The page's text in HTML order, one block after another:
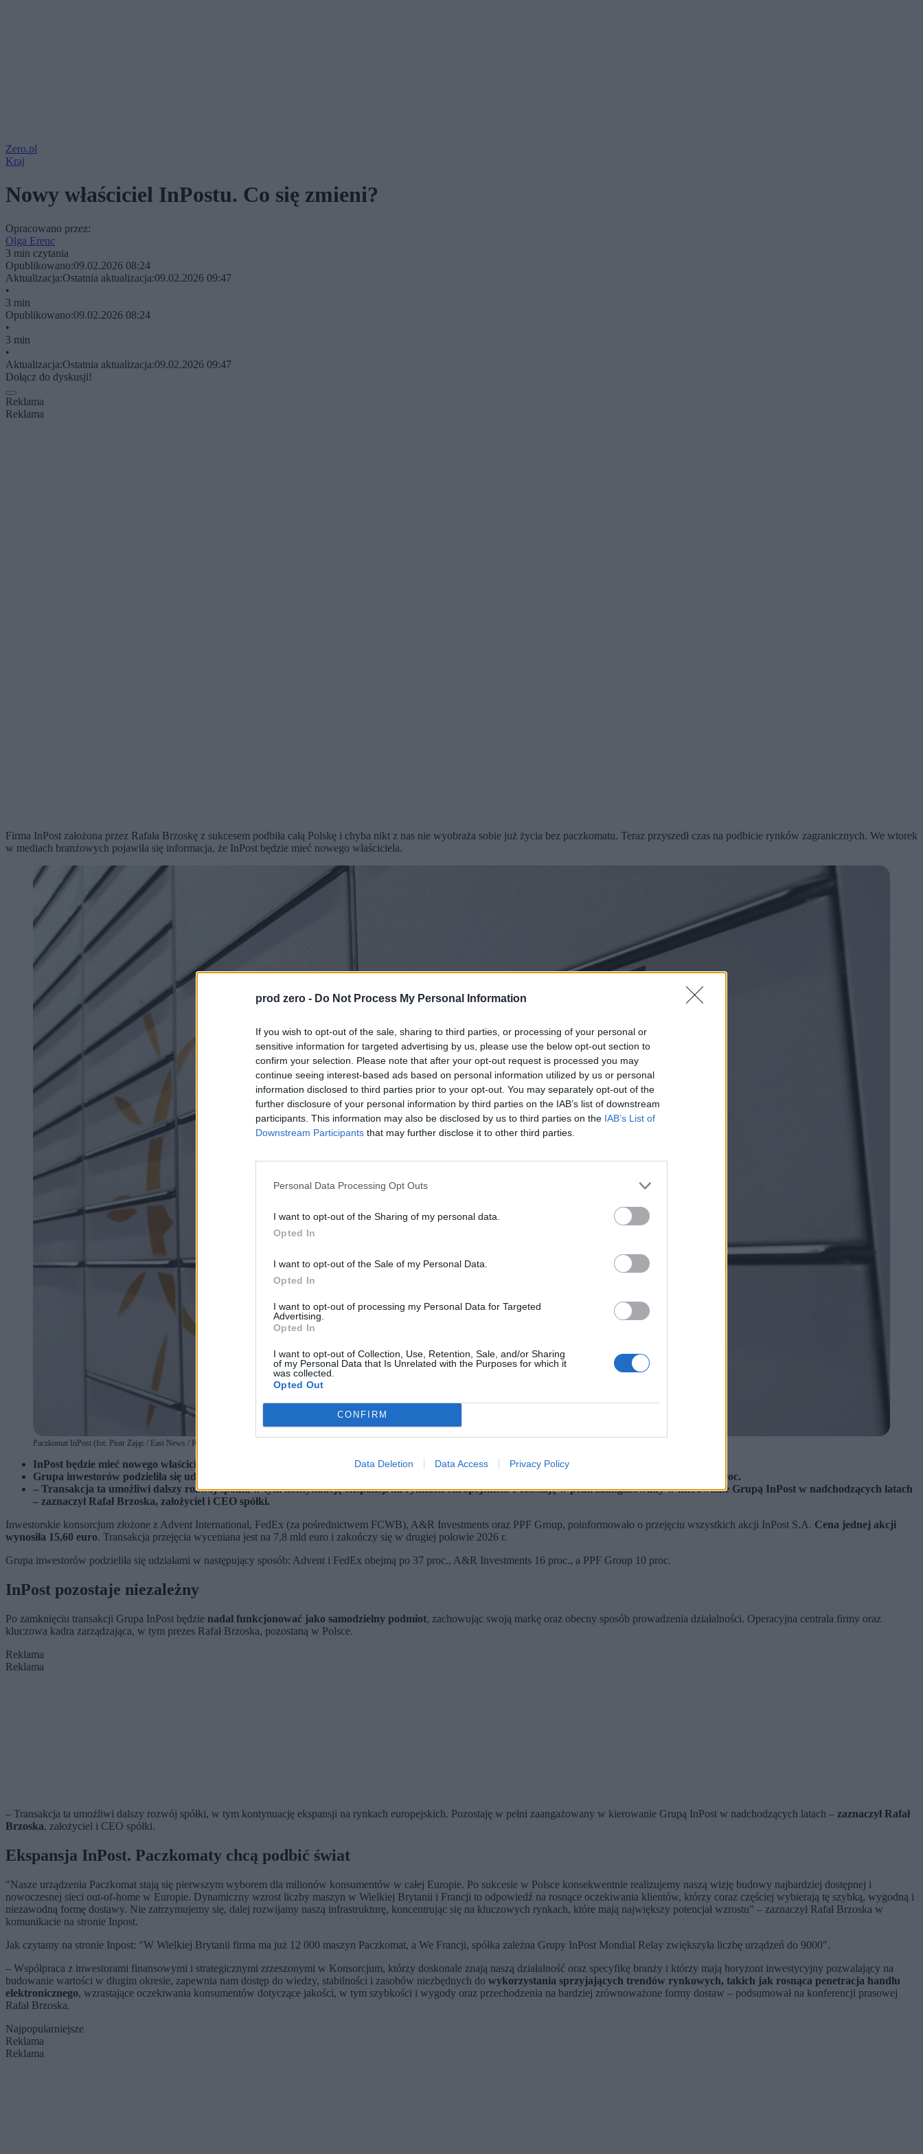
prod zero - Do Not Process My Personal Information
If you wish to opt-out of the sale, sharing to third parties, or processing of your personal or
sensitive information for targeted advertising by us, please use the below opt-out section to
confirm your selection. Please note that after your opt-out request is processed you may
continue seeing interest-based ads based on personal information utilized by us or personal
information disclosed to third parties prior to your opt-out. You may separately opt-out of the
further disclosure of your personal information by third parties on the IAB’s list of downstream
participants. This information may also be disclosed by us to third parties on the IAB’s List of
Downstream Participants that may further disclose it to other third parties.
Personal Data Processing Opt Outs
I want to opt-out of the Sharing of my personal data.
Opted In
I want to opt-out of the Sale of my Personal Data.
Opted In
I want to opt-out of processing my Personal Data for Targeted
Advertising.
Opted In
I want to opt-out of Collection, Use, Retention, Sale, and/or Sharing
of my Personal Data that Is Unrelated with the Purposes for which it
was collected.
Opted Out
CONFIRM
Data Deletion Data Access Privacy Policy
Zero.pl
Kraj
Nowy właściciel InPostu. Co się zmieni?
Opracowano przez:
Olga Erenc
3 min czytania
Opublikowano:09.02.2026 08:24
Aktualizacja:Ostatnia aktualizacja:09.02.2026 09:47
•
3 min
Opublikowano:09.02.2026 08:24
•
3 min
•
Aktualizacja:Ostatnia aktualizacja:09.02.2026 09:47
Dołącz do dyskusji!
Reklama
Reklama
Firma InPost założona przez Rafała Brzoskę z sukcesem podbiła całą Polskę i chyba nikt z nas nie wyobraża sobie już życia bez paczkomatu. Teraz przyszedł czas na podbicie rynków zagranicznych. We wtorek
w mediach branżowych pojawiła się informacja, że InPost będzie mieć nowego właściciela.
Paczkomat InPost (fot. Piotr Zając / East News / Reporter)
InPost będzie mieć nowego właściciela.
Grupa inwestorów podzieliła się udziałami w następujący sposób: Advent i FedEx obejmą po 37 proc., A&R Investments 16 proc., a PPF Group 10 proc.
– Transakcja ta umożliwi dalszy rozwój spółki, w tym kontynuację ekspansji na rynkach europejskich. Pozostaję w pełni zaangażowany w kierowanie Grupą InPost w nadchodzących latach
– zaznaczył Rafał Brzoska, założyciel i CEO spółki.
Inwestorskie konsorcjum złożone z Advent International, FedEx (za pośrednictwem FCWB), A&R Investments oraz PPF Group, poinformowało o przejęciu wszystkich akcji InPost S.A. Cena jednej akcji
wynosiła 15,60 euro. Transakcja przejęcia wyceniana jest na 7,8 mld euro i zakończy się w drugiej połowie 2026 r.
Grupa inwestorów podzieliła się udziałami w następujący sposób: Advent i FedEx obejmą po 37 proc., A&R Investments 16 proc., a PPF Group 10 proc.
InPost pozostaje niezależny
Po zamknięciu transakcji Grupa InPost będzie nadal funkcjonować jako samodzielny podmiot, zachowując swoją markę oraz obecny sposób prowadzenia działalności. Operacyjna centrala firmy oraz
kluczowa kadra zarządzająca, w tym prezes Rafał Brzoska, pozostaną w Polsce.
Reklama
Reklama
– Transakcja ta umożliwi dalszy rozwój spółki, w tym kontynuację ekspansji na rynkach europejskich. Pozostaję w pełni zaangażowany w kierowanie Grupą InPost w nadchodzących latach – zaznaczył Rafał
Brzoska, założyciel i CEO spółki.
Ekspansja InPost. Paczkomaty chcą podbić świat
"Nasze urządzenia Paczkomat stają się pierwszym wyborem dla milionów konsumentów w całej Europie. Po sukcesie w Polsce konsekwentnie realizujemy naszą wizję budowy najbardziej dostępnej i
nowoczesnej sieci out-of-home w Europie. Dynamiczny wzrost liczby maszyn w Wielkiej Brytanii i Francji to odpowiedź na rosnące oczekiwania klientów, którzy coraz częściej wybierają tę szybką, wygodną i
niezawodną formę dostawy. Nie zatrzymujemy się, dalej rozwijamy naszą infrastrukturę, koncentrując się na kluczowych rynkach, które mają największy potencjał wzrostu" – zaznaczył Rafał Brzoska w
komunikacie na stronie Inpost.
Jak czytamy na stronie Inpost: "W Wielkiej Brytanii firma ma już 12 000 maszyn Paczkomat, a We Francji, spółka zależna Grupy InPost Mondial Relay zwiększyła liczbę urządzeń do 9000".
– Współpraca z inwestorami finansowymi i strategicznymi zrzeszonymi w Konsorcjum, którzy doskonale znają naszą działalność oraz specyfikę branży i którzy mają horyzont inwestycyjny pozwalający na
budowanie wartości w długim okresie, zapewnia nam dostęp do wiedzy, stabilności i zasobów niezbędnych do wykorzystania sprzyjających trendów rynkowych, takich jak rosnąca penetracja handlu
elektronicznego, wzrastające oczekiwania konsumentów dotyczące jakości, w tym szybkości i wygody oraz przechodzenia na bardziej zrównoważone formy dostaw – podsumował na konferencji prasowej
Rafał Brzoska.
Najpopularniejsze
Reklama
Reklama